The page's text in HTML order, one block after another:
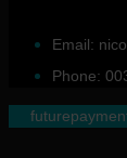
Email:
Phone: